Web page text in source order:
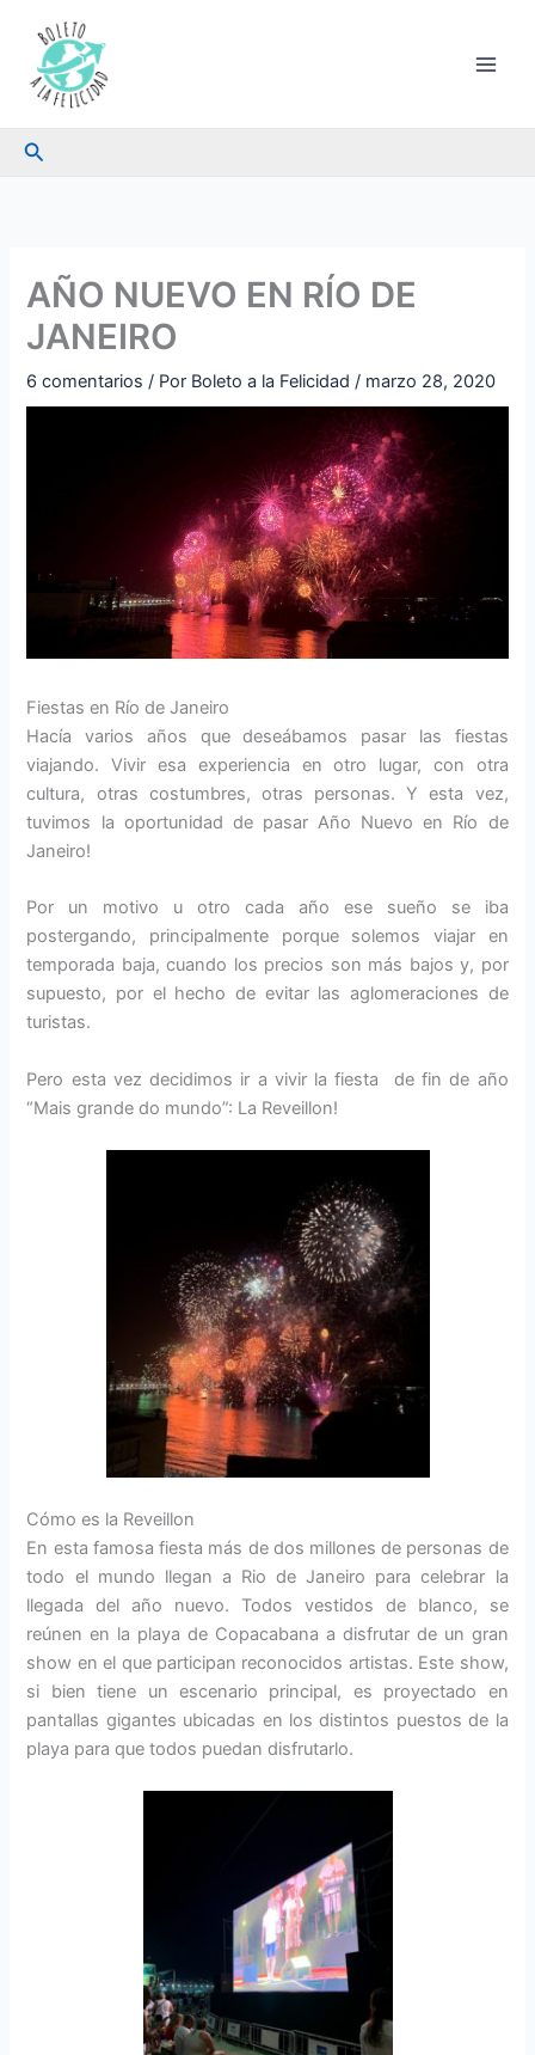
contenido
Buscar
AÑO NUEVO EN RÍO DE
JANEIRO
6 comentarios / Por Boleto a la Felicidad/ marzo 28, 2020
Fiestas en Río de Janeiro
Hacía varios años que deseábamos pasar las fiestas
viajando. Vivir esa experiencia en otro lugar, con otra
cultura, otras costumbres, otras personas. Y esta vez,
tuvimos la oportunidad de pasar Año Nuevo en Río de
Janeiro!
Por un motivo u otro cada año ese sueño se iba
postergando, principalmente porque solemos viajar en
temporada baja, cuando los precios son más bajos y, por
supuesto, por el hecho de evitar las aglomeraciones de
turistas.
Pero esta vez decidimos ir a vivir la fiesta de fin de año
“Mais grande do mundo”: La Reveillon!
Cómo es la Reveillon
En esta famosa fiesta más de dos millones de personas de
todo el mundo llegan a Rio de Janeiro para celebrar la
llegada del año nuevo. Todos vestidos de blanco, se
reúnen en la playa de Copacabana a disfrutar de un gran
show en el que participan reconocidos artistas. Este show,
si bien tiene un escenario principal, es proyectado en
pantallas gigantes ubicadas en los distintos puestos de la
playa para que todos puedan disfrutarlo.